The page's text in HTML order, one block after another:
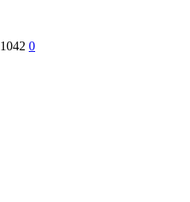
1042 0